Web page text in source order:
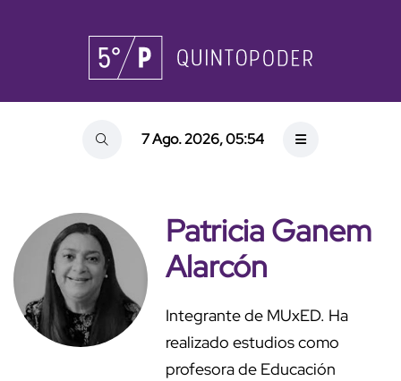
7 Ago. 2026, 05:54
Patricia Ganem
Alarcón
Integrante de MUxED. Ha
realizado estudios como
profesora de Educación